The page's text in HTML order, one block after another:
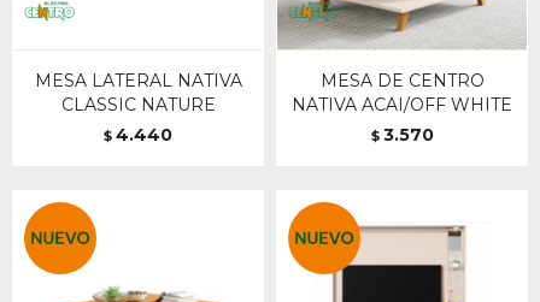
MESA LATERAL NATIVA
CLASSIC NATURE
$ 4.440
MESA DE CENTRO
NATIVA ACAI/OFF WHITE
$ 3.570